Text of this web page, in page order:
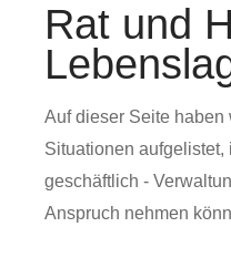
Rat und
Auf dieser Seite haben
Situationen
geschäftlich -
Anspruch nehmen